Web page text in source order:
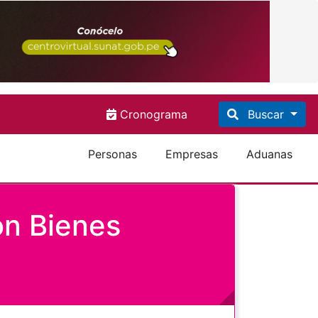
Cronograma Buscar
Personas Empresas Aduanas
Bienes